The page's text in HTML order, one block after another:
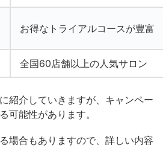
お得なトライアルコースが豊富
全国60店舗以上の人気サロン
紹介していきますが、キャンペー
可能性があります。
場合もありますので、詳しい内容